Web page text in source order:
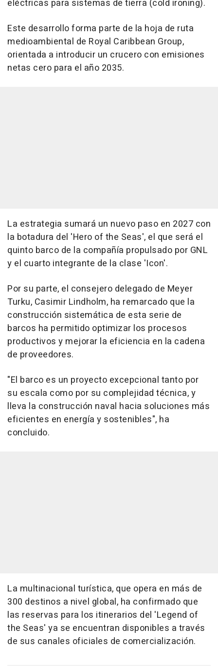
eléctricas para sistemas de tierra (cold ironing).
Este desarrollo forma parte de la hoja de ruta
medioambiental de Royal Caribbean Group,
orientada a introducir un crucero con emisiones
netas cero para el año 2035.
La estrategia sumará un nuevo paso en 2027 con
la botadura del 'Hero of the Seas', el que será el
quinto barco de la compañía propulsado por GNL
y el cuarto integrante de la clase 'Icon'.
Por su parte, el consejero delegado de Meyer
Turku, Casimir Lindholm, ha remarcado que la
construcción sistemática de esta serie de
barcos ha permitido optimizar los procesos
productivos y mejorar la eficiencia en la cadena
de proveedores.
"El barco es un proyecto excepcional tanto por
su escala como por su complejidad técnica, y
lleva la construcción naval hacia soluciones más
eficientes en energía y sostenibles", ha
concluido.
La multinacional turística, que opera en más de
300 destinos a nivel global, ha confirmado que
las reservas para los itinerarios del 'Legend of
the Seas' ya se encuentran disponibles a través
de sus canales oficiales de comercialización.